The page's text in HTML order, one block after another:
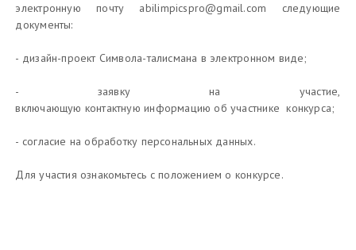
электронную почту abilimpicspro@gmail.com следующие
документы:
- дизайн-проект Символа-талисмана в электронном виде;
- заявку на участие,
включающую контактную информацию об участнике конкурса;
- согласие на обработку персональных данных.
Для участия ознакомьтесь с положением о конкурсе.